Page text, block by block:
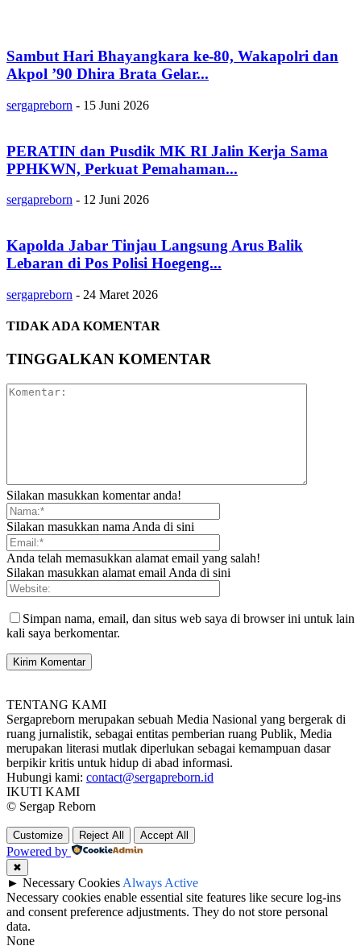
Sambut Hari Bhayangkara ke-80, Wakapolri dan
Akpol ’90 Dhira Brata Gelar...
sergapreborn - 15 Juni 2026
PERATIN dan Pusdik MK RI Jalin Kerja Sama
PPHKWN, Perkuat Pemahaman...
sergapreborn - 12 Juni 2026
Kapolda Jabar Tinjau Langsung Arus Balik
Lebaran di Pos Polisi Hoegeng...
sergapreborn - 24 Maret 2026
TIDAK ADA KOMENTAR
TINGGALKAN KOMENTAR
Silakan masukkan komentar anda!
Silakan masukkan nama Anda di sini
Anda telah memasukkan alamat email yang salah!
Silakan masukkan alamat email Anda di sini
Simpan nama, email, dan situs web saya di browser ini untuk lain
kali saya berkomentar.
TENTANG KAMI
Sergapreborn merupakan sebuah Media Nasional yang bergerak di
ruang jurnalistik, sebagai entitas pemberian ruang Publik, Media
merupakan literasi mutlak diperlukan sebagai kemampuan dasar
berpikir kritis untuk hidup di abad informasi.
Hubungi kami: contact@sergapreborn.id
IKUTI KAMI
© Sergap Reborn
Customize Reject All Accept All
Powered by
✖
► Necessary Cookies Always Active
Necessary cookies enable essential site features like secure log-ins
and consent preference adjustments. They do not store personal
data.
None